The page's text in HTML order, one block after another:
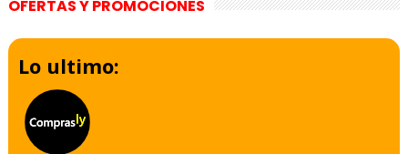
OFERTAS Y PROMOCIONES
Lo ultimo: